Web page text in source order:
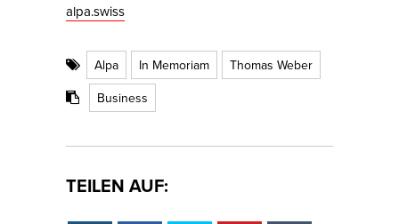
alpa.swiss
Alpa In Memoriam
Thomas Weber
Business
TEILEN AUF: